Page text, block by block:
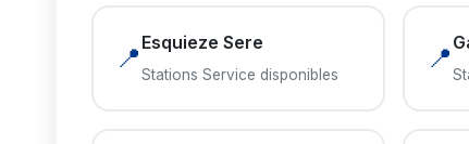
📍 Esquieze Sere
Stations Service disponibles
📍